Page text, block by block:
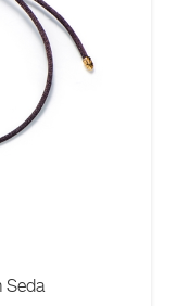
Seda